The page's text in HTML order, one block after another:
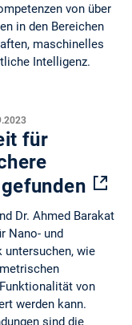
von über
in den Bereichen
maschinelles
Intelligenz.
für
Dr. Ahmed Barakat
Nano- und
untersuchen, wie
von
werden kann.
sind die